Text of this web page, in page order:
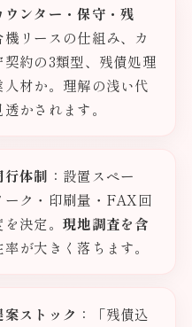
ンター・保守・残
機リースの仕組み、カ
約の3類型、残債処理
材か。理解の浅い代
かされます。
体制 ：設置スペー
ーク・印刷量・FAX回
決定。 現地調査を含
が大きく落ちます。
ストック ：「残債込